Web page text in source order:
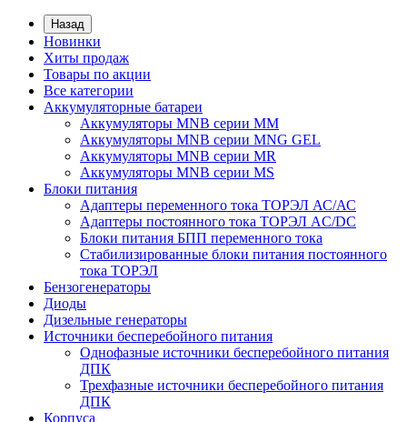
Назад
Новинки
Хиты продаж
Товары по акции
Все категории
Аккумуляторные батареи
Аккумуляторы MNB серии MM
Аккумуляторы MNB серии MNG GEL
Аккумуляторы MNB серии MR
Аккумуляторы MNB серии MS
Блоки питания
Адаптеры переменного тока ТОРЭЛ АС/АС
Адаптеры постоянного тока ТОРЭЛ AC/DC
Блоки питания БПП переменного тока
Стабилизированные блоки питания постоянного
тока ТОРЭЛ
Бензогенераторы
Диоды
Дизельные генераторы
Источники бесперебойного питания
Однофазные источники бесперебойного питания
ДПК
Трехфазные источники бесперебойного питания
ДПК
Корпуса